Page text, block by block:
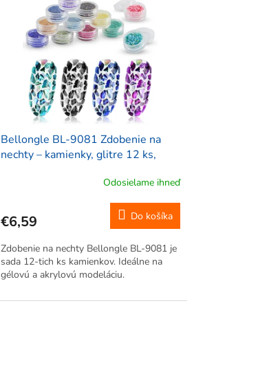
Bellongle BL-9081 Zdobenie na
nechty – kamienky, glitre 12 ks,
Odosielame ihneď
€6,59 Do košíka
Zdobenie na nechty Bellongle BL-9081 je
sada 12-tich ks kamienkov. Ideálne na
gélovú a akrylovú modeláciu.